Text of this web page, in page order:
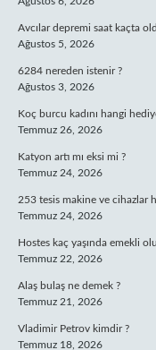
Avcılar depremi saat kaçta
Ağustos 5, 2026
6284 nereden istenir ?
Ağustos 3, 2026
Koç burcu kadını hangi
Temmuz 26, 2026
Katyon artı mı eksi mi ?
Temmuz 24, 2026
253 tesis makine ve cihazlar
Temmuz 24, 2026
Hostes kaç yaşında emekli
Temmuz 22, 2026
Alaş bulaş ne demek ?
Temmuz 21, 2026
Vladimir Petrov kimdir ?
Temmuz 18, 2026